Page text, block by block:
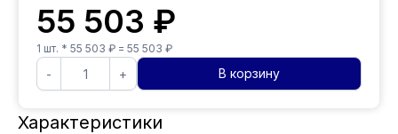
Характеристики
55 503 ₽
1 шт. * 55 503 ₽ = 55 503 ₽
- + В корзину